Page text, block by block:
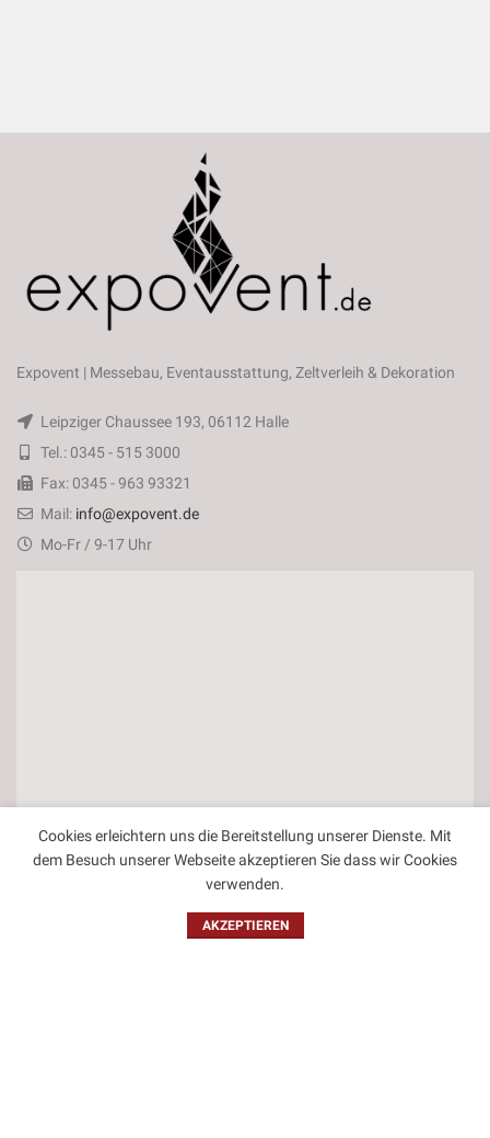
Expovent | Messebau, Eventausstattung, Zeltverleih & Dekoration
Leipziger Chaussee 193, 06112 Halle
Tel.: 0345 - 515 3000
Fax: 0345 - 963 93321
Mail: info@expovent.de
Mo-Fr / 9-17 Uhr
Cookies erleichtern uns die Bereitstellung unserer Dienste. Mit
dem Besuch unserer Webseite akzeptieren Sie dass wir Cookies
verwenden.
AKZEPTIEREN